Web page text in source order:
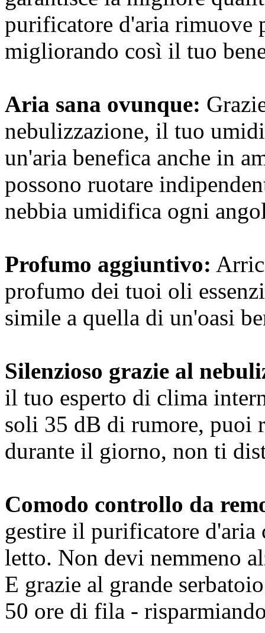
purificatore d'aria rimuove
migliorando così il tuo
Aria sana ovunque:
nebulizzazione, il tuo
un'aria benefica anche in
possono ruotare
nebbia umidifica ogni
Profumo aggiuntivo:
profumo dei tuoi oli
simile a quella di un'oasi
Silenzioso grazie al
il tuo esperto di clima
soli 35 dB di rumore, puoi
durante il giorno, non ti
Comodo controllo da
gestire il purificatore d'aria
letto. Non devi nemmeno
E grazie al grande
50 ore di fila -